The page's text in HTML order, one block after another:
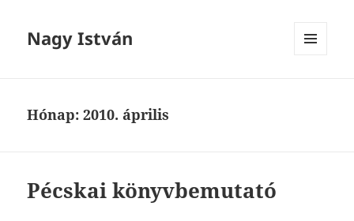
Nagy István
Hónap:2010. április
Pécskai könyvbemutató